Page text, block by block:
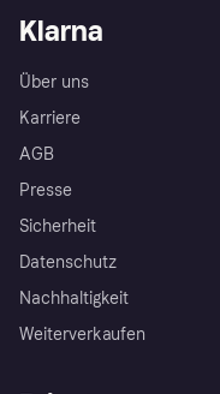
Klarna
Über uns
Karriere
AGB
Presse
Sicherheit
Datenschutz
Nachhaltigkeit
Weiterverkaufen